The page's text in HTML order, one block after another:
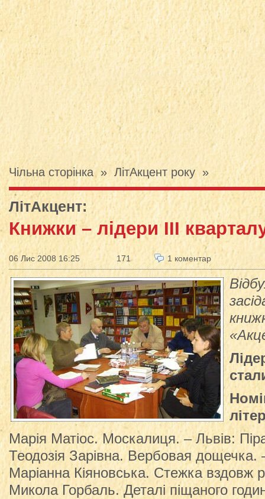
Чільна сторінка» ЛітАкцент року »
ЛітАкцент:
Книжки – лідери ІІІ
06 Лис 2008 16:25 171 1 коментар
Марія Матіос. Москалиця. – Львів:
Теодозія Зарівна. Вербовая дощечка.
Маріанна Кіяновська. Стежка вздовж
Микола Горбаль. Деталі піщаного